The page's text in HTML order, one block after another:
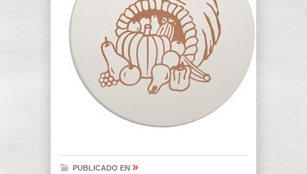
PUBLICADO EN »